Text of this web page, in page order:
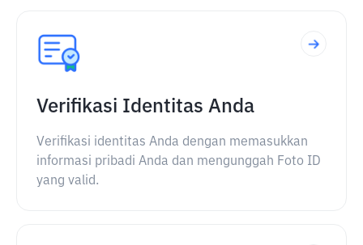
Verifikasi Identitas Anda
Verifikasi identitas Anda dengan memasukkan
informasi pribadi Anda dan mengunggah Foto ID
yang valid.